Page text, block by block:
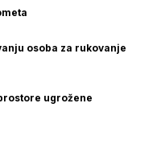
osoba za rukovanje
ugrožene